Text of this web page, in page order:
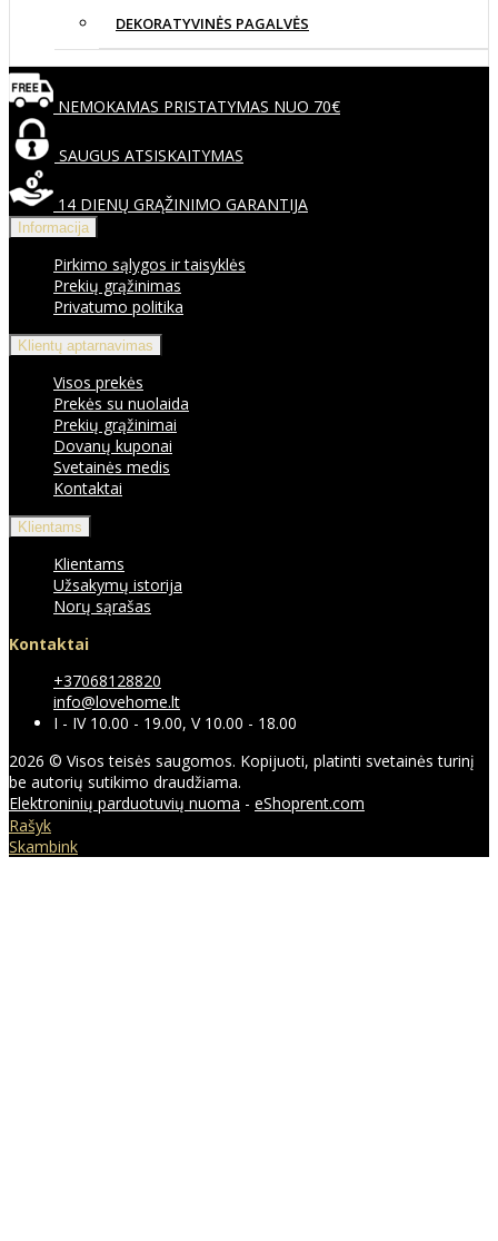
DEKORATYVINĖS PAGALVĖS
NEMOKAMAS PRISTATYMAS NUO 70€
SAUGUS ATSISKAITYMAS
14 DIENŲ GRĄŽINIMO GARANTIJA
Informacija
Pirkimo sąlygos ir taisyklės
Prekių grąžinimas
Privatumo politika
Klientų aptarnavimas
Visos prekės
Prekės su nuolaida
Prekių grąžinimai
Dovanų kuponai
Svetainės medis
Kontaktai
Klientams
Klientams
Užsakymų istorija
Norų sąrašas
Kontaktai
+37068128820
info@lovehome.lt
I - IV 10.00 - 19.00, V 10.00 - 18.00
2026 © Visos teisės saugomos. Kopijuoti, platinti svetainės turinį
be autorių sutikimo draudžiama.
Elektroninių parduotuvių nuoma - eShoprent.com
Rašyk
Skambink